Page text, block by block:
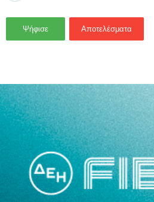
Ψήφισε Αποτελέσματα
- Advertisement -